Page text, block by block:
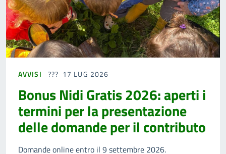
AVVISI 17 LUG 2026
Bonus Nidi Gratis 2026: aperti i
termini per la presentazione
delle domande per il contributo
Domande online entro il 9 settembre 2026.